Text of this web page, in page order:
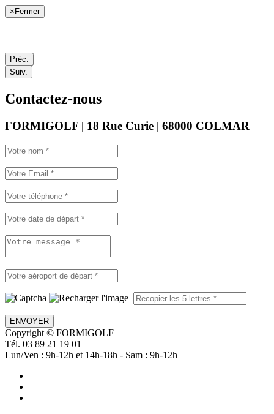
× Fermer
Préc.
Suiv.
Contactez-nous
FORMIGOLF | 18 Rue Curie | 68000 COLMAR
ENVOYER
Copyright © FORMIGOLF
Tél. 03 89 21 19 01
Lun/Ven : 9h-12h et 14h-18h - Sam : 9h-12h